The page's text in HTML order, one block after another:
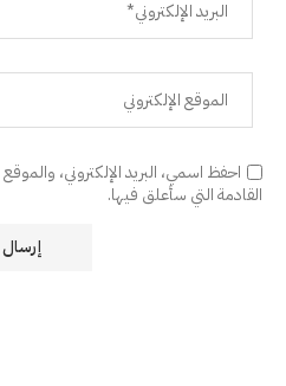
احفظ اسمي، البريد الإلكتروني،
القادمة التي سأعلق فيها.